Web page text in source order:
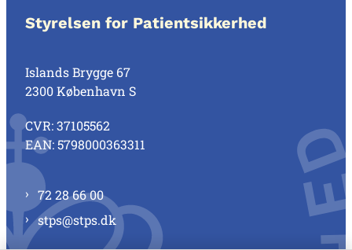
Styrelsen for Patientsikkerhed
Islands Brygge 67
2300 København S
CVR: 37105562
EAN: 5798000363311
72 28 66 00
stps@stps.dk